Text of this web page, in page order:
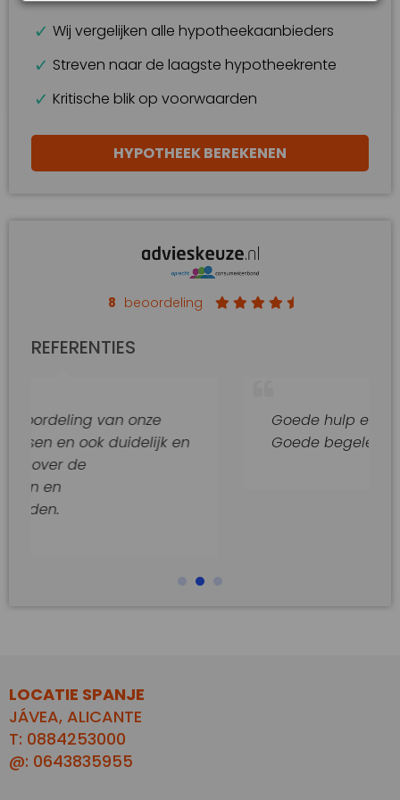
Wij vergelijken alle hypotheekaanbieders
Streven naar de laagste hypotheekrente
Kritische blik op voorwaarden
HYPOTHEEK BEREKENEN
8 beoordeling
REFERENTIES
van onze
duidelijk en
Goede hulp en adviezen.
Goede begeleiding van dit
LOCATIE SPANJE
JÁVEA, ALICANTE
T: 0884253000
@: 0643835955